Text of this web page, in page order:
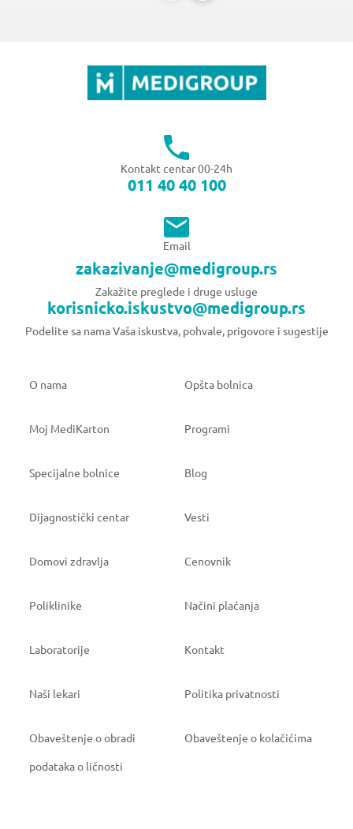
Kontakt centar 00-24h
011 40 40 100
Email
zakazivanje@medigroup.rs
Zakažite preglede i druge usluge
korisnicko.iskustvo@medigroup.rs
Podelite sa nama Vaša iskustva, pohvale, prigovore i sugestije
O nama Opšta bolnica
Moj MediKarton Programi
Specijalne bolnice Blog
Dijagnostički centar Vesti
Domovi zdravlja Cenovnik
Poliklinike Načini plaćanja
Laboratorije Kontakt
Naši lekari Politika privatnosti
Obaveštenje o obradi
podataka o ličnosti
Obaveštenje o kolačićima